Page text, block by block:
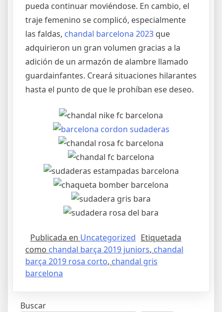
pueda continuar moviéndose. En cambio, el
traje femenino se complicó, especialmente
las faldas, chandal barcelona 2023 que
adquirieron un gran volumen gracias a la
adición de un armazón de alambre llamado
guardainfantes. Creará situaciones hilarantes
hasta el punto de que le prohíban ese deseo.
Publicada en Uncategorized Etiquetada
como chandal barça 2019 juniors, chandal
barça 2019 rosa corto, chandal gris
barcelona
Buscar